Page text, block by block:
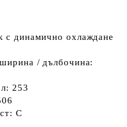
с динамично охлаждане
/ дълбочина:
253
C